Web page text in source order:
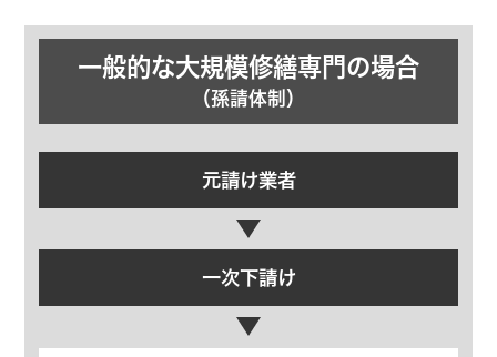
一般的な大規模修繕専門の場合
（孫請体制）
元請け業者
一次下請け